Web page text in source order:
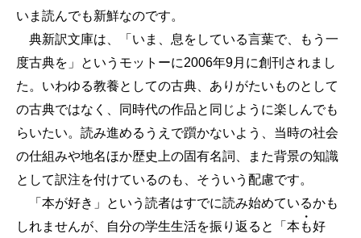
いま読んでも新鮮なのです。
典新訳文庫は、「いま、息をしている言葉で、もう一
度古典を」というモットーに2006年9月に創刊されまし
た。いわゆる教養としての古典、ありがたいものとして
の古典ではなく、同時代の作品と同じように楽しんでも
らいたい。読み進めるうえで躓かないよう、当時の社会
の仕組みや地名ほか歴史上の固有名詞、また背景の知識
として訳注を付けているのも、そういう配慮です。
「本が好き」という読者はすでに読み始めているかも
しれませんが、自分の学生生活を振り返ると「本も好